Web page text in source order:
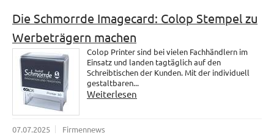
Die Schmorrde Imagecard: Colop Stempel zu
Werbeträgern machen
Colop Printer sind bei vielen Fachhändlern im
Einsatz und landen tagtäglich auf den
Schreibtischen der Kunden. Mit der individuell
gestaltbaren...
Weiterlesen
07.07.2025 Firmennews